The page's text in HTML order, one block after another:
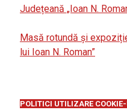
Județeană „Ioan N.
Masă rotundă și
lui Ioan N. Roman”
POLITICI UTILIZARE